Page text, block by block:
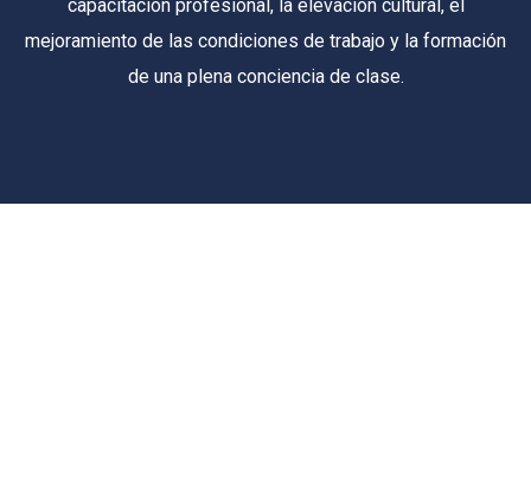
capacitación profesional, la elevación cultural, el
mejoramiento de las condiciones de trabajo y la formación
de una plena conciencia de clase.